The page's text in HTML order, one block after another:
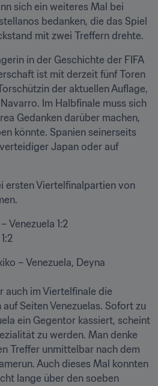
sich ein weiteres Mal bei
bedanken, die das Spiel
mit zwei Treffern drehte.
in der Geschichte der FIFA
ist mit derzeit fünf Toren
der aktuellen Auflage,
Im Halbfinale muss sich
Gedanken darüber machen,
könnte. Spanien seinerseits
Japan oder auf
ersten Viertelfinalpartien von
Venezuela 1:2
– Venezuela, Deyna
auch im Viertelfinale die
Seiten Venezuelas. Sofort zu
ein Gegentor kassiert, scheint
zu werden. Man denke
Treffer unmittelbar nach dem
Auch dieses Mal konnten
lange über den soeben